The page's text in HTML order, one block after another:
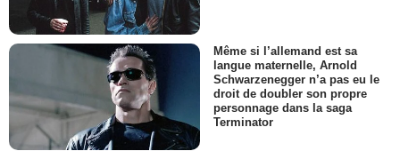
Même si l’allemand est sa
langue maternelle, Arnold
Schwarzenegger n’a pas eu le
droit de doubler son propre
personnage dans la saga
Terminator